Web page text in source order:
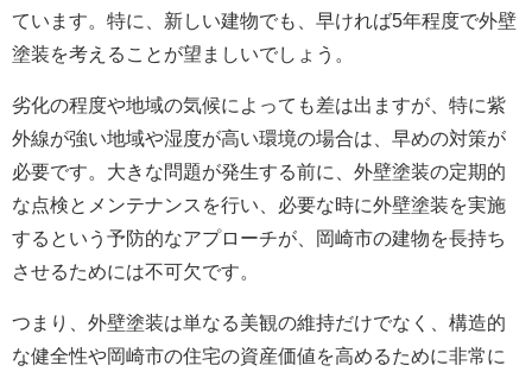
ています。特に、新しい建物でも、早ければ5年程度で外壁
塗装を考えることが望ましいでしょう。
劣化の程度や地域の気候によっても差は出ますが、特に紫
外線が強い地域や湿度が高い環境の場合は、早めの対策が
必要です。大きな問題が発生する前に、外壁塗装の定期的
な点検とメンテナンスを行い、必要な時に外壁塗装を実施
するという予防的なアプローチが、岡崎市の建物を長持ち
させるためには不可欠です。
つまり、外壁塗装は単なる美観の維持だけでなく、構造的
な健全性や岡崎市の住宅の資産価値を高めるために非常に